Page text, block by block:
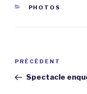
CATÉGORIES
PHOTOS
Navigation
l’article
Article
précédent
PRÉCÉDENT
Spectacle